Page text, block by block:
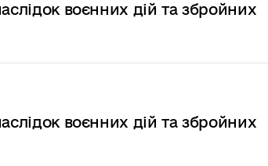
воєнних дій та збройних
воєнних дій та збройних